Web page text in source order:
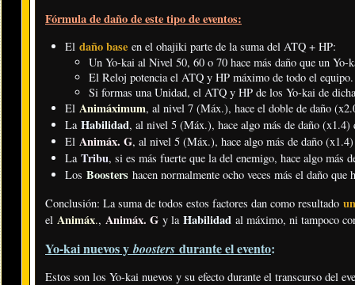
Fórmula de daño de este tipo de eventos:
El daño base en el ohajiki parte de la suma del ATQ + HP:
Un Yo-kai al Nivel 50, 60 o 70 hace más daño que un Yo-
El Reloj potencia el ATQ y HP máximo de todo el equipo.
Si formas una Unidad, el ATQ y HP de los Yo-kai de
El Animáximum, al nivel 7 (Máx.), hace el doble de daño
La Habilidad, al nivel 5 (Máx.), hace algo más de daño (x1.4)
El Animáx. G, al nivel 5 (Máx.), hace algo más de daño
La Tribu, si es más fuerte que la del enemigo, hace algo más
Los Boosters hacen normalmente ocho veces más el daño que
Conclusión: La suma de todos estos factores dan como resultado
el Animáx., Animáx. G y la Habilidad al máximo, ni tampoco
Yo-kai nuevos yboosters durante el evento:
Estos son los Yo-kai nuevos y su efecto durante el transcurso del